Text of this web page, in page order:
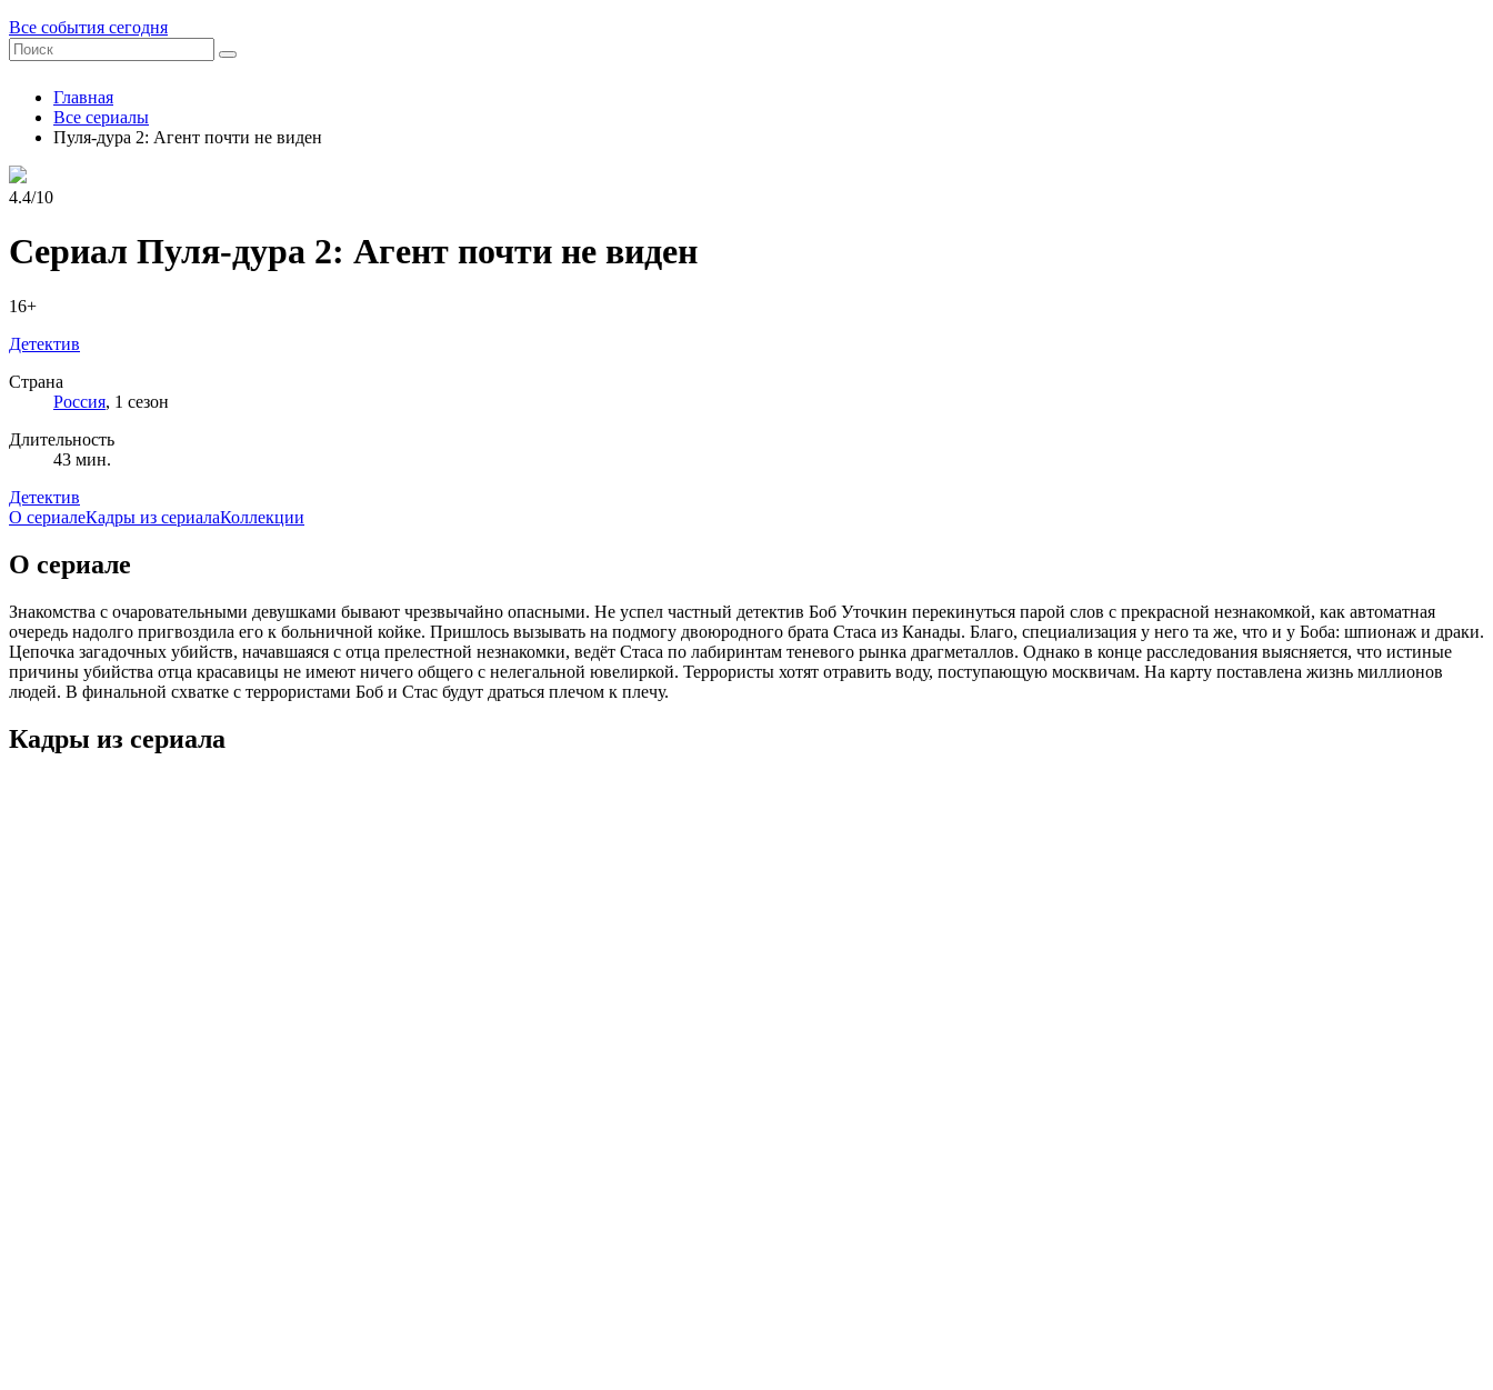
Все события сегодня
Главная
Все сериалы
Пуля-дура 2: Агент почти не виден
4.4/10
Сериал Пуля-дура 2: Агент почти не виден
16+
Детектив
Страна
Россия, 1 сезон
Длительность
43 мин.
Детектив
О сериалеКадры из сериалaКоллекции
О сериале
Знакомства с очаровательными девушками бывают чрезвычайно опасными. Не успел частный детектив Боб Уточкин перекинуться парой слов с прекрасной незнакомкой, как автоматная
очередь надолго пригвоздила его к больничной койке. Пришлось вызывать на подмогу двоюродного брата Стаса из Канады. Благо, специализация у него та же, что и у Боба: шпионаж и драки.
Цепочка загадочных убийств, начавшаяся с отца прелестной незнакомки, ведёт Стаса по лабиринтам теневого рынка драгметаллов. Однако в конце расследования выясняется, что истиные
причины убийства отца красавицы не имеют ничего общего с нелегальной ювелиркой. Террористы хотят отравить воду, поступающую москвичам. На карту поставлена жизнь миллионов
людей. В финальной схватке с террористами Боб и Стас будут драться плечом к плечу.
Кадры из сериалa